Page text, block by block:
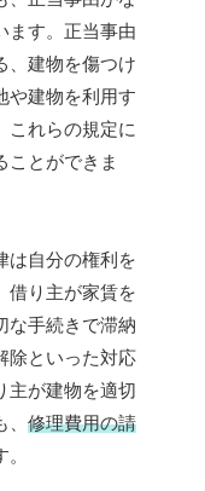
ます。正当事由
、建物を傷つけ
や建物を利用す
これらの規定に
ことができま
は自分の権利を
借り主が家賃を
な手続きで滞納
除といった対応
主が建物を適切
修理費用の請